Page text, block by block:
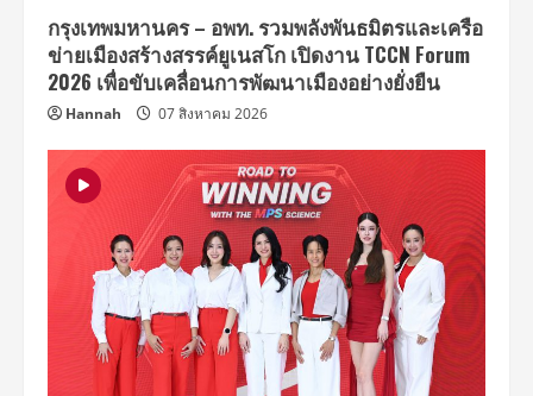
กรุงเทพมหานคร – อพท. รวมพลังพันธมิตรและเครือ
ข่ายเมืองสร้างสรรค์ยูเนสโก เปิดงาน TCCN Forum
2026 เพื่อขับเคลื่อนการพัฒนาเมืองอย่างยั่งยืน
Hannah 07 สิงหาคม 2026